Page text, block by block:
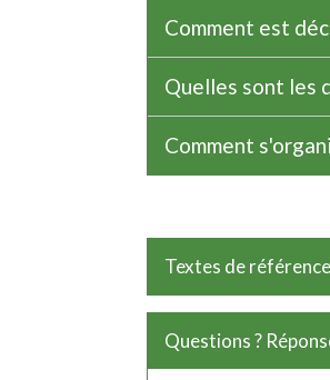
Comment est
Quelles sont les
Comment
Textes de référence
Questions ?